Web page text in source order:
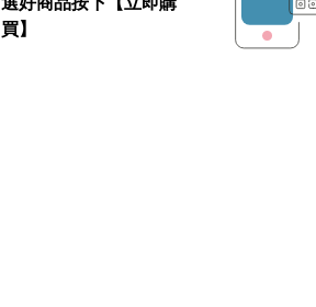
買】